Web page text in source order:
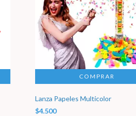
Lanza Papeles Multicolor
$4.500